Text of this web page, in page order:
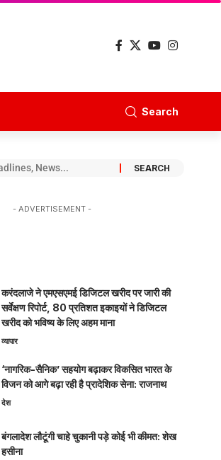
Search
- ADVERTISEMENT -
करंदलाजे ने एमएसएमई डिजिटल खरीद पर जारी की
सर्वेक्षण रिपोर्ट, 80 प्रतिशत इकाइयों ने डिजिटल
खरीद को भविष्य के लिए अहम माना
व्यापार
‘नागरिक-सैनिक’ सहयोग बढ़ाकर विकसित भारत के
विजन को आगे बढ़ा रही है प्रादेशिक सेना: राजनाथ
देश
बंगलादेश लौटूंगी चाहे चुकानी पड़े कोई भी कीमत: शेख
हसीना